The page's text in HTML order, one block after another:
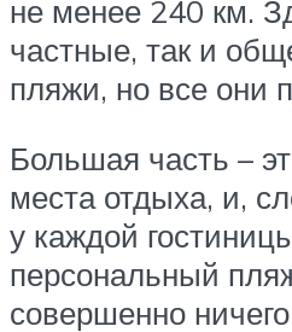
не менее 240 км.
частные, так и
пляжи, но все они
Большая часть –
места отдыха, и,
у каждой
персональный
совершенно